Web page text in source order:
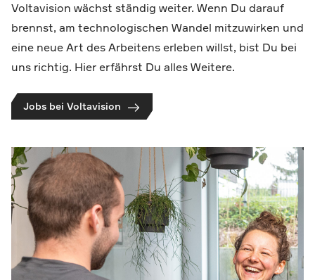
Voltavision wächst ständig weiter. Wenn Du darauf
brennst, am technologischen Wandel mitzuwirken und
eine neue Art des Arbeitens erleben willst, bist Du bei
uns richtig. Hier erfährst Du alles Weitere.
Jobs bei Voltavision